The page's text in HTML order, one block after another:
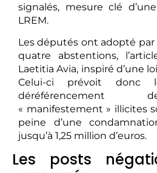
signalés, mesure clé
LREM.
Les députés ont adopté par
quatre abstentions,
Laetitia Avia, inspiré d’une
Celui-ci prévoit
déréférencement
« manifestement » illicites
peine d’une
jusqu’à 1,25 million d’euros.
Les posts